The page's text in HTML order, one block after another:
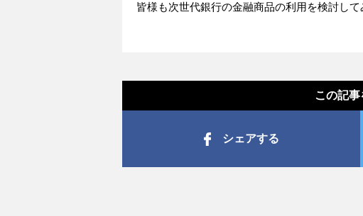
皆様も次世代銀行の金融商品の利用を検討し
この記
シェアする